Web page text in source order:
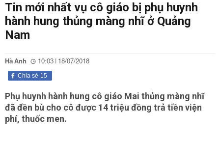
Tin mới nhất vụ cô giáo bị phụ huynh
hành hung thủng màng nhĩ ở Quảng
Nam
Hà Anh 10:03 | 18/07/2018
15
Chia sẻ
Phụ huynh hành hung cô giáo Mai thủng màng nhĩ
đã đền bù cho cô được 14 triệu đồng trả tiền viện
phí, thuốc men.